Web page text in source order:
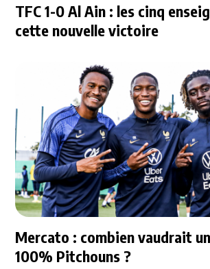
TFC 1-0 Al Ain : les cinq
cette nouvelle victoire
Mercato : combien vaudrait
100% Pitchouns ?